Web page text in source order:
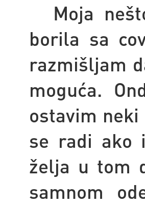
Moja
borila sa
razmišljam
moguća.
ostavim
se radi ako
želja u tom
samnom